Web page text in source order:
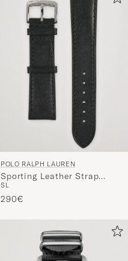
POLO RALPH LAUREN
Sporting Leather Strap
Black
SL
290€